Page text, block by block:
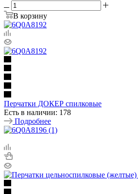
В корзину
Перчатки ДОКЕР спилковые
Есть в наличии: 178
Подробнее